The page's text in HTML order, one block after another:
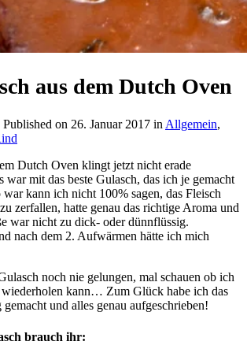
aus dem Dutch Oven
Published on 26. Januar 2017 inAllgemein,
Dutch Oven klingt jetzt nicht erade
war mit das beste Gulasch, das ich je gemacht
war kann ich nicht 100% sagen, das Fleisch
zerfallen, hatte genau das richtige Aroma und
war nicht zu dick- oder dünnflüssig.
nach dem 2. Aufwärmen hätte ich mich
noch nie gelungen, mal schauen ob ich
wiederholen kann… Zum Glück habe ich das
und alles genau aufgeschrieben!
brauch ihr: